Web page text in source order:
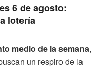
6 de agosto:
lotería
medio de la semana,
un respiro de la